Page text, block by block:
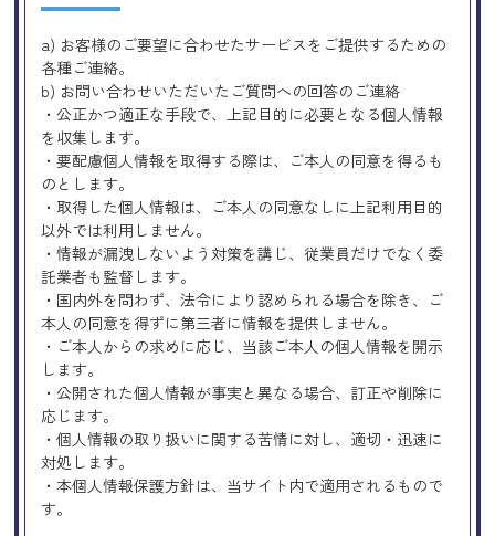
a) お客様のご要望に合わせたサービスをご提供するための
各種ご連絡。
b) お問い合わせいただいたご質問への回答のご連絡
・公正かつ適正な手段で、上記目的に必要となる個人情報
を収集します。
・要配慮個人情報を取得する際は、ご本人の同意を得るも
のとします。
・取得した個人情報は、ご本人の同意なしに上記利用目的
以外では利用しません。
・情報が漏洩しないよう対策を講じ、従業員だけでなく委
託業者も監督します。
・国内外を問わず、法令により認められる場合を除き、ご
本人の同意を得ずに第三者に情報を提供しません。
・ご本人からの求めに応じ、当該ご本人の個人情報を開示
します。
・公開された個人情報が事実と異なる場合、訂正や削除に
応じます。
・個人情報の取り扱いに関する苦情に対し、適切・迅速に
対処します。
・本個人情報保護方針は、当サイト内で適用されるもので
す。